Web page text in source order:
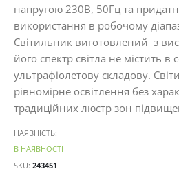
напругою 230В, 50Гц та
використання в робочому
Світильник виготовлений з
його спектр світла не містить
ультрафіолетову складову.
рівномірне освітлення без
традиційних люстр зон
НАЯВНІСТЬ:
В НАЯВНОСТІ
SKU 243451